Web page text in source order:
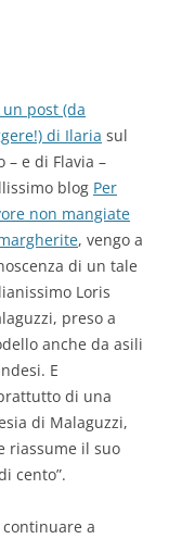
un post (da
di Ilaria sul
– e di Flavia –
blog Per
non mangiate
, vengo a
di un tale
Loris
preso a
anche da asili
E
di una
di Malaguzzi,
riassume il suo
cento”.
a